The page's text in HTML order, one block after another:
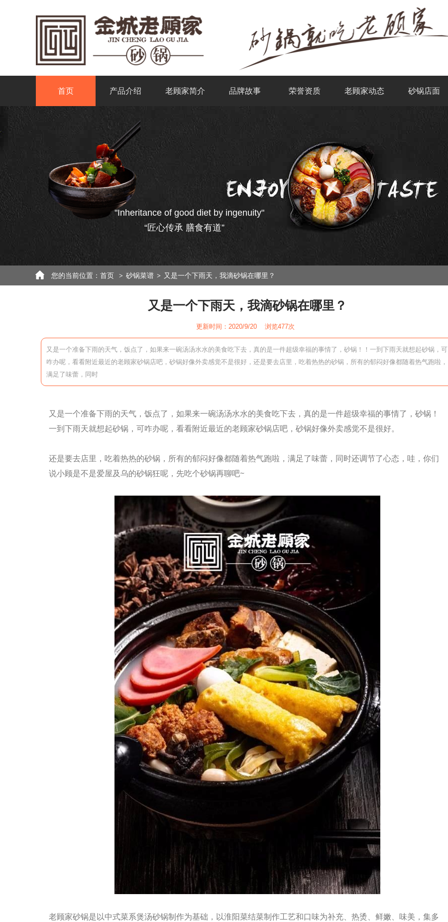
首页 产品介绍 老顾家简介 品牌故事 荣誉资质 老顾家动态 砂锅店面
"Inheritance of good diet by ingenuity"
“匠心传承 膳食有道”
您的当前位置： 首页 > 砂锅菜谱 > 又是一个下雨天，我滴砂锅在哪里？
又是一个下雨天，我滴砂锅在哪里？
更新时间：2020/9/20 浏览477次
又是一个准备下雨的天气，饭点了，如果来一碗汤汤水水的美食吃下去，真的是一件超级幸福的事情了，砂锅！！一到下雨天就想起砂锅，可
咋办呢，看看附近最近的老顾家砂锅店吧，砂锅好像外卖感觉不是很好，还是要去店里，吃着热热的砂锅，所有的郁闷好像都随着热气跑啦，
满足了味蕾，同时
又是一个准备下雨的天气，饭点了，如果来一碗汤汤水水的美食吃下去，真的是一件超级幸福的事情了，砂锅！
一到下雨天就想起砂锅，可咋办呢，看看附近最近的老顾家砂锅店吧，砂锅好像外卖感觉不是很好。
还是要去店里，吃着热热的砂锅，所有的郁闷好像都随着热气跑啦，满足了味蕾，同时还调节了心态，哇，你们
说小顾是不是爱屋及乌的砂锅狂呢，先吃个砂锅再聊吧~
老顾家砂锅是以中式菜系煲汤砂锅制作为基础，以淮阳菜结菜制作工艺和口味为补充、热烫、鲜嫩、味美，集多